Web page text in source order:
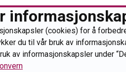
Fredag 19. juni kl.
Onsdag 24. juni
(cookies) for å
du til vår bruk av
av informasjonskapsler under